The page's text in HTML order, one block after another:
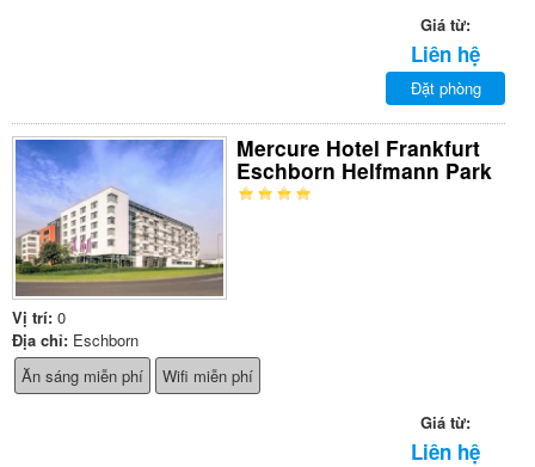
Giá từ:
Liên hệ
Đặt phòng
Mercure Hotel Frankfurt
Eschborn Helfmann Park
Vị trí: 0
Địa chỉ: Eschborn
Ăn sáng miễn phí
Wifi miễn phí
Giá từ:
Liên hệ